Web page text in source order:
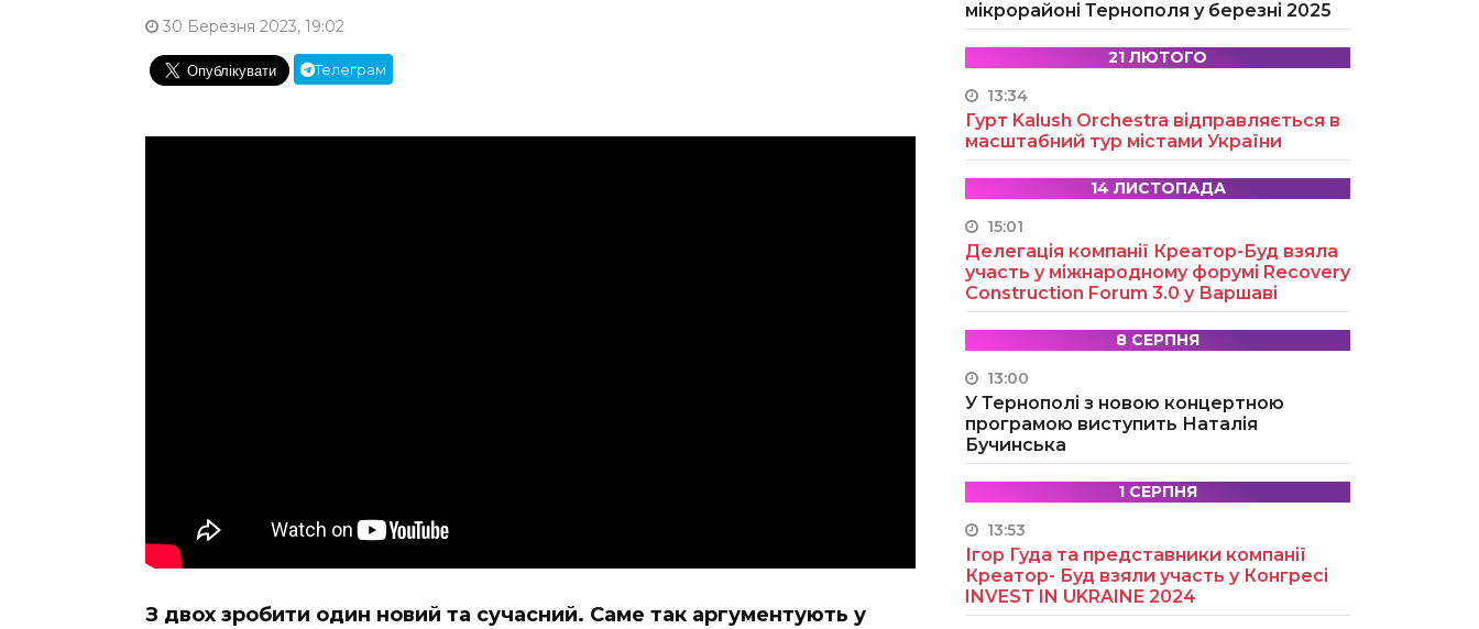
30 Березня 2023, 19:02
Телеграм
З двох зробити один новий та сучасний. Саме так аргументують у
мікрорайоні Тернополя у березні 2025
21 ЛЮТОГО
13:34
Гурт Kalush Orchestra відправляється в
масштабний тур містами України
14 ЛИСТОПАДА
15:01
Делегація компанії Креатор-Буд взяла
участь у міжнародному форумі Recovery
Construction Forum 3.0 у Варшаві
8 СЕРПНЯ
13:00
У Тернополі з новою концертною
програмою виступить Наталія
Бучинська
1 СЕРПНЯ
13:53
Ігор Гуда та представники компанії
Креатор- Буд взяли участь у Конгресі
INVEST IN UKRAINE 2024